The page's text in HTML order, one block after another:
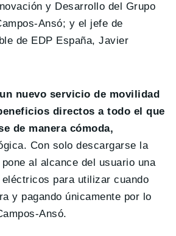
y Desarrollo del Grupo
Ansó; y el jefe de
de EDP España, Javier
nuevo servicio de movilidad
directos a todo el que
de manera cómoda,
Con solo descargarse la
al alcance del usuario una
para utilizar cuando
y pagando únicamente por lo
Ansó.